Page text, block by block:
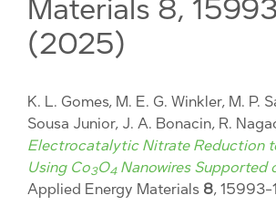
Materials 8,
(2025)
K. L. Gomes, M. E. G. Winkler, M. P.
Sousa Junior, J. A. Bonacin, R.
Electrocatalytic Nitrate Reduction
Using Co3O4Nanowires Supported
Applied Energy Materials 8,